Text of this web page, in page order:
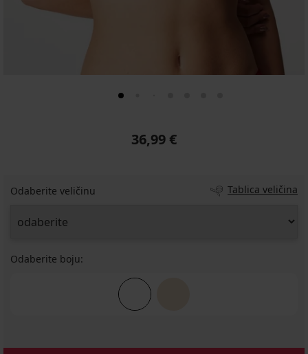
36,99 €
Odaberite veličinu Tablica veličina
Odaberite boju: